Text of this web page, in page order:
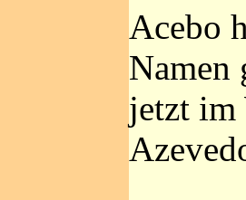
Acebo
Namen
jetzt im